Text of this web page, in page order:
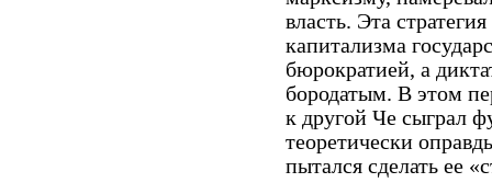
власть. Эта
капитализма
бюрократией, а
бородатым. В этом
к другой Че сыграл
теоретически
пытался сделать ее